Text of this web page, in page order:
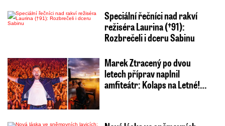
Speciální řečníci nad rakví
režiséra Laurina (†91):
Rozbrečeli i dceru Sabinu
Marek Ztracený po dvou
letech příprav naplnil
amfiteátr: Kolaps na Letné!…